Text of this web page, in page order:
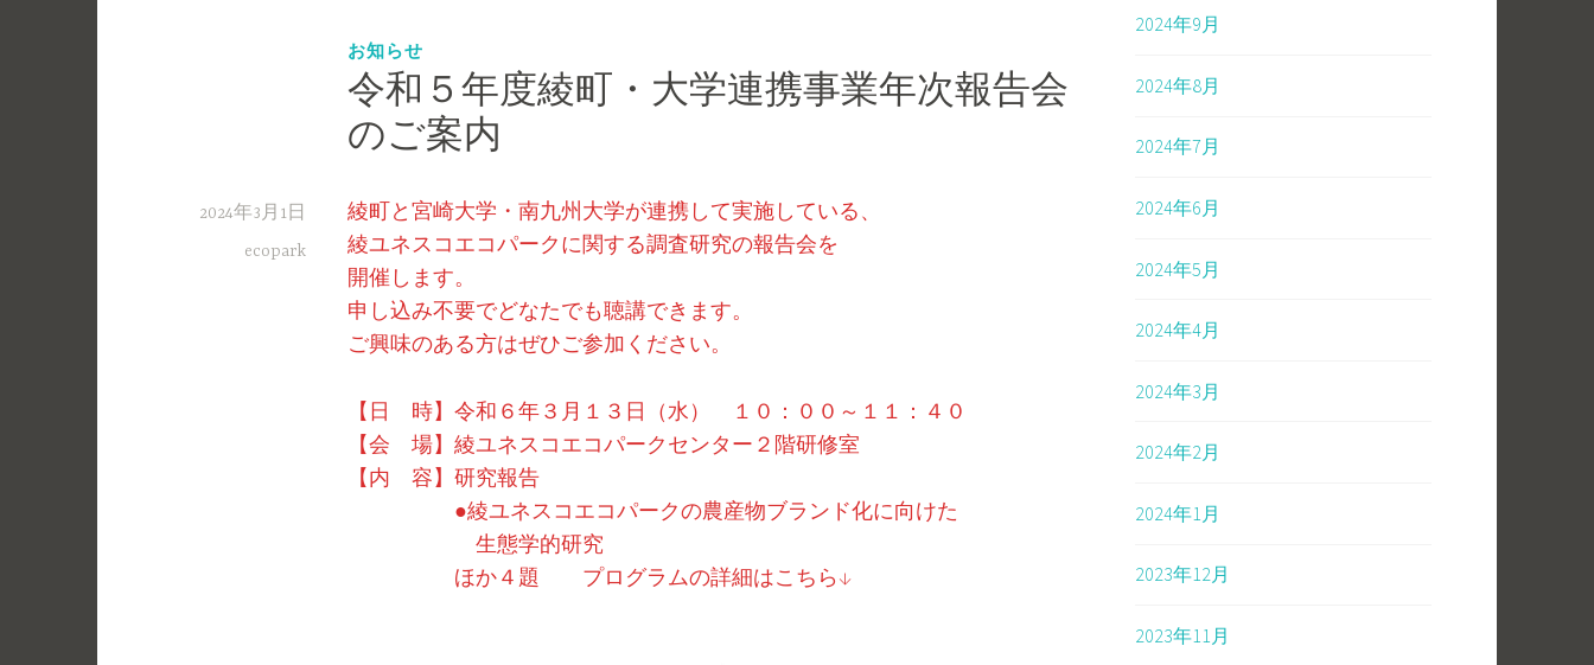
お知らせ
令和５年度綾町・大学連携事業年次報告会
のご案内
2024年3月1日
ecopark
綾町と宮崎大学・南九州大学が連携して実施している、
綾ユネスコエコパークに関する調査研究の報告会を
開催します。
申し込み不要でどなたでも聴講できます。
ご興味のある方はぜひご参加ください。
【日 時】令和６年３月１３日（水） １０：００～１１：４０
【会 場】綾ユネスコエコパークセンター２階研修室
【内 容】研究報告
●綾ユネスコエコパークの農産物ブランド化に向けた
生態学的研究
ほか４題 プログラムの詳細はこちら↓
2024年9月
2024年8月
2024年7月
2024年6月
2024年5月
2024年4月
2024年3月
2024年2月
2024年1月
2023年12月
2023年11月